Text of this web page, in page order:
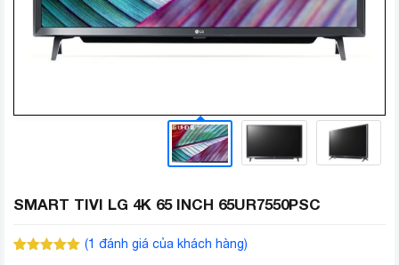
SMART TIVI LG 4K 65 INCH 65UR7550PSC
(1 đánh giá của khách hàng)